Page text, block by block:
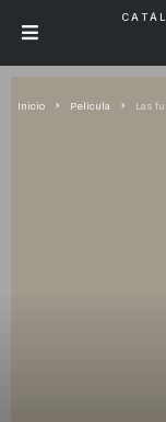
Inicio Pelicula Las